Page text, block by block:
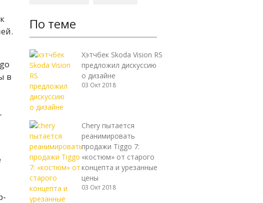
в
По теме
Хэтчбек Skoda Vision RS
предложил дискуссию
о дизайне
03 Окт 2018
Chery пытается
реанимировать
продажи Tiggo 7:
«костюм» от старого
концепта и урезанные
цены
03 Окт 2018